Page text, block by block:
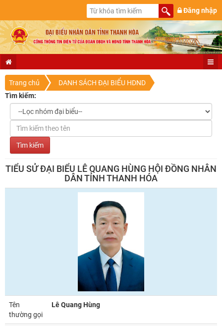
Đăng nhập
Trang chủ
DANH SÁCH ĐẠI BIỂU HDND
Tìm kiếm:
TIỂU SỬ ĐẠI BIỂU LÊ QUANG HÙNG HỘI ĐỒNG NHÂN
DÂN TỈNH THANH HÓA
Tên
thường gọi
Lê Quang Hùng